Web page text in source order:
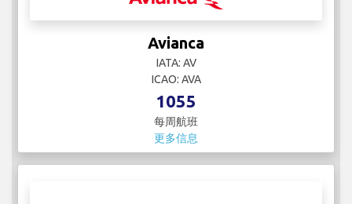
Avianca
IATA: AV
ICAO: AVA
1055
每周航班
更多信息